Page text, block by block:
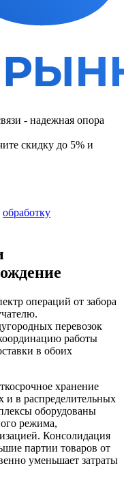
- надежная опора
скидку до 5% и
обработку
операций от забора
перевозок
работы
в обоих
хранение
и в распределительных
оборудованы
режима,
Консолидация
партии товаров от
уменьшает затраты